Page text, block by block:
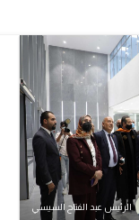
الرئيس عبد الفتاح السيسي